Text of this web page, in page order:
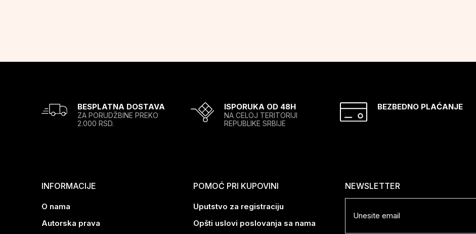
BESPLATNA DOSTAVA
ZA PORUDŽBINE PREKO
2.000 RSD.
ISPORUKA OD 48H
NA CELOJ TERITORIJI
REPUBLIKE SRBIJE
BEZBEDNO PLAĆANJE
INFORMACIJE
O nama
Autorska prava
POMOĆ PRI KUPOVINI
Uputstvo za registraciju
Opšti uslovi poslovanja sa nama
NEWSLETTER